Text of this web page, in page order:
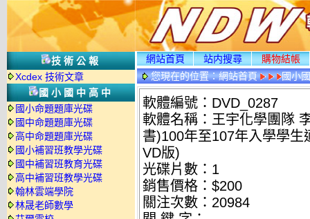
技術公報
Xcdex 技術文章
國小國中高中
國小命題題庫光碟
國中命題題庫光碟
高中命題題庫光碟
國小補習班教學光碟
國中補習班教育光碟
高中補習班教學光碟
翰林雲端學院
林晟老師數學
網站首頁 站内搜尋
購物結帳
您現在的位置：網站首頁
國小
情
軟體編號：DVD_0287
軟體名稱：王宇化學團隊
書)100年至107年入學學
VD版)
光碟片數：1
銷售價格：$200
關注次數： 20984